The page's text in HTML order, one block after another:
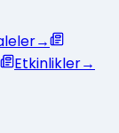
→
Etkinlikler→